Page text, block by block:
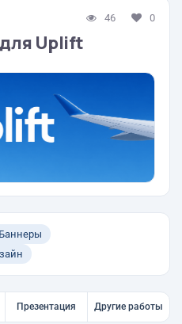
46 0
Uplift
Баннеры
Презентация Другие работы